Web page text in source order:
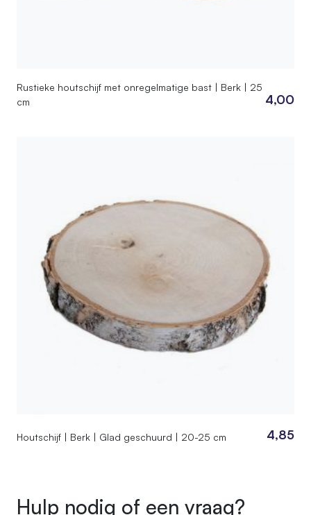
Rustieke houtschijf met onregelmatige bast | Berk | 25
cm
4,00
Houtschijf | Berk | Glad geschuurd | 20-25 cm 4,85
Hulp nodig of een vraag?